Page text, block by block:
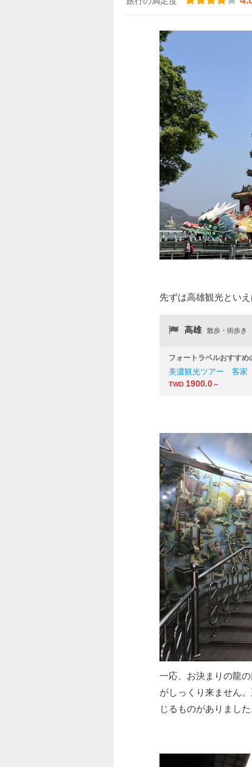
先ずは高雄観光とい
高雄 散歩・街歩き
フォートラベルおすす
美濃観光ツアー 客家
TWD 1900.0～
一応、お決まりの龍
がしっくり来ません
じるものがありまし